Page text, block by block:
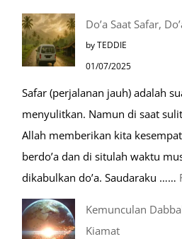
Tempat-
Tempat
Mustajab
Berdoa
Saat
Umroh
Do’a Saat Safar,
by TEDDIE
01/07/2025
Safar (perjalanan jauh) adalah
menyulitkan. Namun di saat
Allah memberikan kita
berdo’a dan di situlah waktu
dikabulkan do’a. Saudaraku ……
Kemunculan
Kiamat